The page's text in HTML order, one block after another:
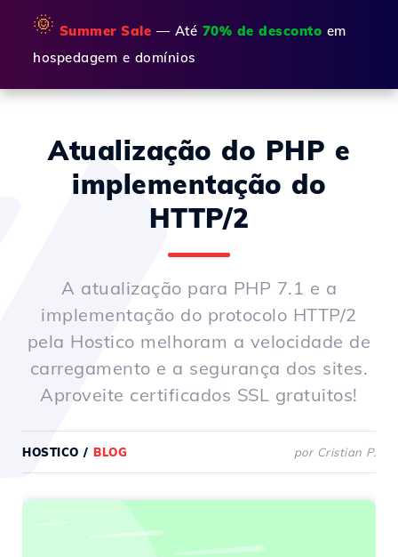
🌞 Summer Sale — Até 70% de desconto em
hospedagem e domínios
Atualização do PHP e
implementação do
HTTP/2
A atualização para PHP 7.1 e a
implementação do protocolo HTTP/2
pela Hostico melhoram a velocidade de
carregamento e a segurança dos sites.
Aproveite certificados SSL gratuitos!
HOSTICO / BLOG por Cristian P.